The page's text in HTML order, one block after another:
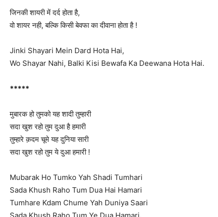
जिनकी शायरी में दर्द होता है,
वो शायर नही, बल्कि किसी बेवफा का दीवाना होता है !
Jinki Shayari Mein Dard Hota Hai,
Wo Shayar Nahi, Balki Kisi Bewafa Ka Deewana Hota Hai.
*****
मुबारक हो तुमको यह शादी तुम्हारी
सदा खुश रहो तुम दुआ है हमारी
तुम्हारे क़दम चूमे यह दुनिया सारी
सदा खुश रहो तुम ये दुआ हमारी !
Mubarak Ho Tumko Yah Shadi Tumhari
Sada Khush Raho Tum Dua Hai Hamari
Tumhare Kdam Chume Yah Duniya Saari